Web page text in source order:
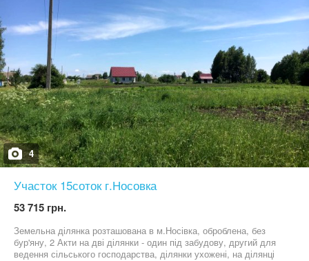
4
Участок 15соток г.Носовка
53 715 грн.
Земельна ділянка розташована в м.Носівка, оброблена, без
бур'яну, 2 Акти на дві ділянки - один під забудову, другий для
ведення сільського господарства, ділянки ухожені, на ділянці